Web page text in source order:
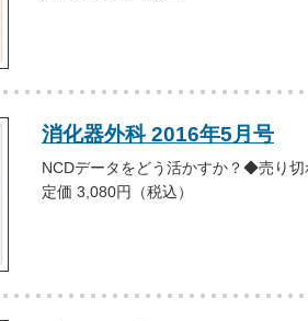
消化器外科 2016年5月号
NCDデータをどう活かすか？◆売り
定価 3,080円（税込）